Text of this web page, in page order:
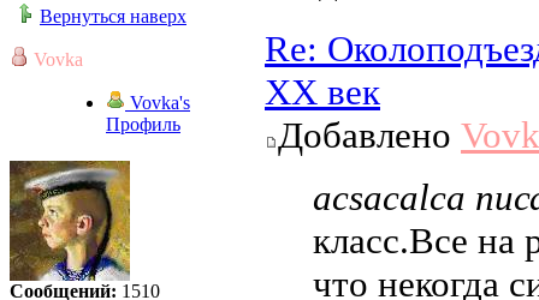
Вернуться наверх
Vovka
Vovka's
Профиль
Сообщений: 1510
Re:
ХХ век
Добавлено
acsacalca
класс.Все на
что некогда